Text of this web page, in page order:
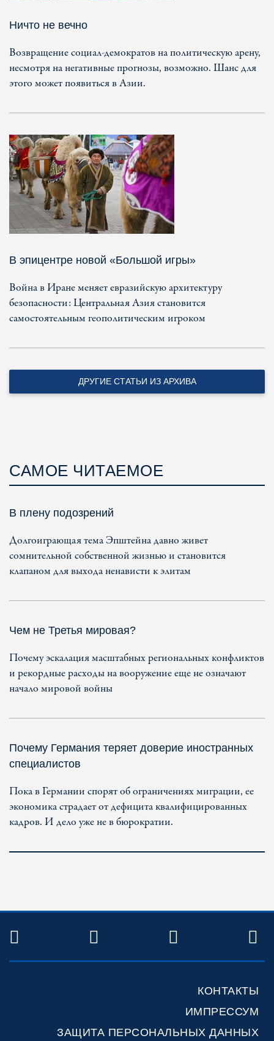
Ничто не вечно
Возвращение социал-демократов на политическую арену,
несмотря на негативные прогнозы, возможно. Шанс для
этого может появиться в Азии.
В эпицентре новой «Большой игры»
Война в Иране меняет евразийскую архитектуру
безопасности: Центральная Азия становится
самостоятельным геополитическим игроком
ДРУГИЕ СТАТЬИ ИЗ АРХИВА
САМОЕ ЧИТАЕМОЕ
В плену подозрений
Долгоиграющая тема Эпштейна давно живет
сомнительной собственной жизнью и становится
клапаном для выхода ненависти к элитам
Чем не Третья мировая?
Почему эскалация масштабных региональных конфликтов
и рекордные расходы на вооружение еще не означают
начало мировой войны
Почему Германия теряет доверие иностранных
специалистов
Пока в Германии спорят об ограничениях миграции, ее
экономика страдает от дефицита квалифицированных
кадров. И дело уже не в бюрократии.
TWITTER FACEBOOKYOUTUBE
КОНТАКТЫ
ИМПРЕССУМ
ЗАЩИТА ПЕРСОНАЛЬНЫХ ДАННЫХ